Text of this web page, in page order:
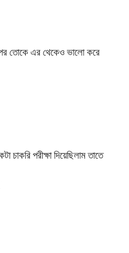
তোকে এর থেকেও ভালো করে
পরীক্ষা দিয়েছিলাম তাতে